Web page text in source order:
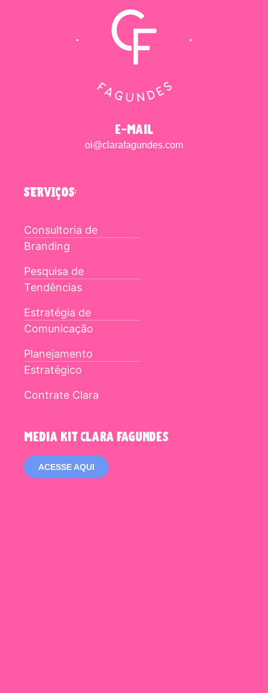
e-mail
oi@clarafagundes.com
SERVIÇOS:
Consultoria de
Branding
Pesquisa de
Tendências
Estratégia de
Comunicação
Planejamento
Estratégico
Contrate Clara
media kit clara fagundes
ACESSE AQUI